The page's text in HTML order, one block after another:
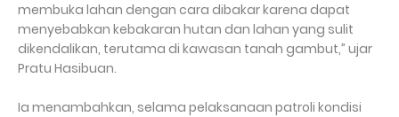
membuka lahan dengan cara dibakar karena dapat
menyebabkan kebakaran hutan dan lahan yang sulit
dikendalikan, terutama di kawasan tanah gambut,” ujar
Pratu Hasibuan.
Ia menambahkan, selama pelaksanaan patroli kondisi